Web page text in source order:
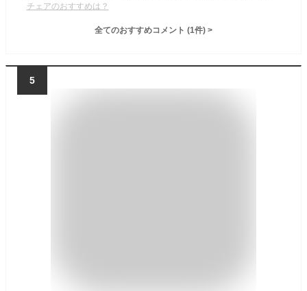
チェアのおすすめは？
全てのおすすめコメント (1件) >
5